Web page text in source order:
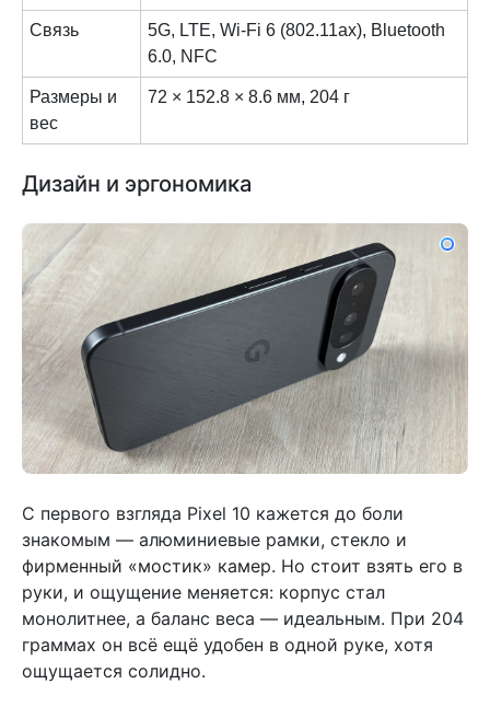
Связь
5G, LTE, Wi-Fi 6 (802.11ax), Bluetooth
6.0, NFC
Размеры и
вес
72 × 152.8 × 8.6 мм, 204 г
Дизайн и эргономика
С первого взгляда Pixel 10 кажется до боли
знакомым — алюминиевые рамки, стекло и
фирменный «мостик» камер. Но стоит взять его в
руки, и ощущение меняется: корпус стал
монолитнее, а баланс веса — идеальным. При 204
граммах он всё ещё удобен в одной руке, хотя
ощущается солидно.